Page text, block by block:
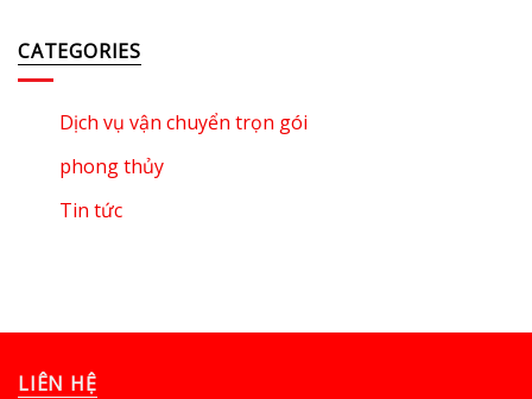
CATEGORIES
Dịch vụ vận chuyển trọn gói
phong thủy
Tin tức
LIÊN HỆ